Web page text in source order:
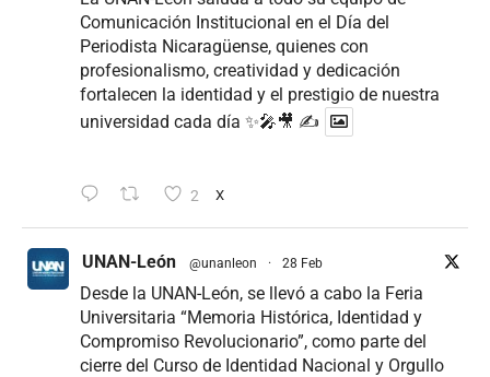
Comunicación Institucional en el Día del
Periodista Nicaragüense, quienes con
profesionalismo, creatividad y dedicación
fortalecen la identidad y el prestigio de nuestra
universidad cada día ✨🎤🎥 ✍
2 X
UNAN-León @unanleon · 28 Feb
Desde la UNAN-León, se llevó a cabo la Feria
Universitaria “Memoria Histórica, Identidad y
Compromiso Revolucionario”, como parte del
cierre del Curso de Identidad Nacional y Orgullo